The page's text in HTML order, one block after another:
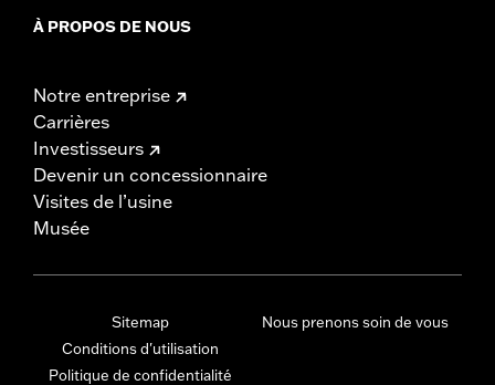
À PROPOS DE NOUS
Notre entreprise
Carrières
Investisseurs
Devenir un concessionnaire
Visites de l’usine
Musée
Sitemap
Conditions d'utilisation
Politique de confidentialité
Nous prenons soin de vous